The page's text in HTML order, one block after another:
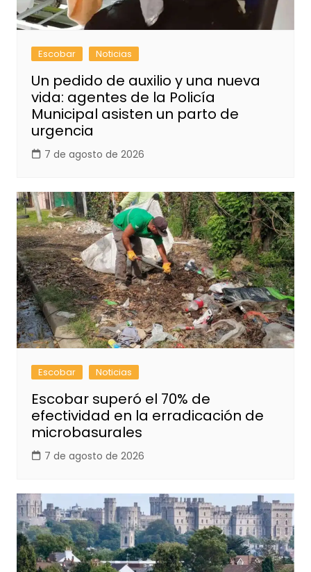
Escobar Noticias
Un pedido de auxilio y una nueva
vida: agentes de la Policía
Municipal asisten un parto de
urgencia
7 de agosto de 2026
Escobar Noticias
Escobar superó el 70% de
efectividad en la erradicación de
microbasurales
7 de agosto de 2026